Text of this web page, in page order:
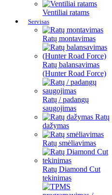
Ventiliai ratams
Servisas
Ratų montavimas
Ratų balansavimas
(Hunter Road Force)
Ratų / padangų
saugojimas
Ratų
dažymas
Ratų smėliavimas
Ratų Diamond Cut
tekinimas